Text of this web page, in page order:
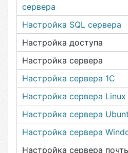
сервера
Настройка SQL сервера
Настройка доступа
Настройка сервера
Настройка сервера 1С
Настройка сервера Linux
Настройка сервера
Настройка сервера
Настройка сервера